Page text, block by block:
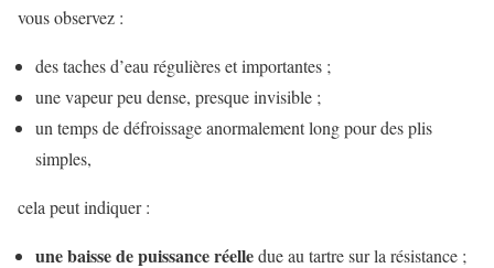
vous observez :
des taches d’eau régulières et importantes ;
une vapeur peu dense, presque invisible ;
un temps de défroissage anormalement long pour des plis
simples,
cela peut indiquer :
une baisse de puissance réelledue au tartre sur la résistance ;